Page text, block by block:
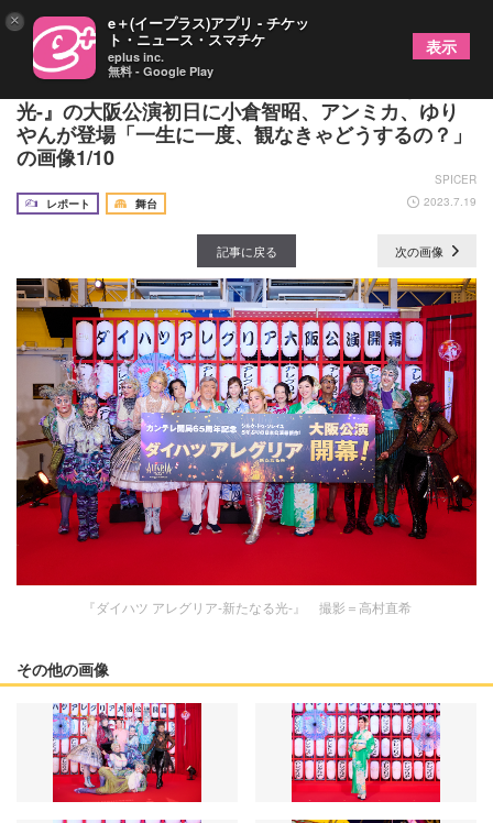
シルク・ドゥ・ソレイユ『アレグリア-新たなる
光-』の大阪公演初日に小倉智昭、アンミカ、ゆり
やんが登場「一生に一度、観なきゃどうするの？」
の画像1/10
SPICER
レポート
舞台 2023.7.19
記事に戻る 次の画像
『ダイハツ アレグリア-新たなる光-』 撮影＝高村直希
その他の画像
× e＋(イープラス)アプリ - チケッ
ト・ニュース・スマチケ
eplus inc.
無料 - Google Play
表示